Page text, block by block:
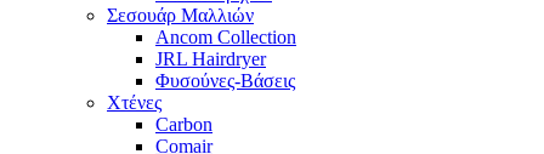
Σεσουάρ Μαλλιών
Ancom Collection
JRL Hairdryer
Φυσούνες-Βάσεις
Χτένες
Carbon
Comair